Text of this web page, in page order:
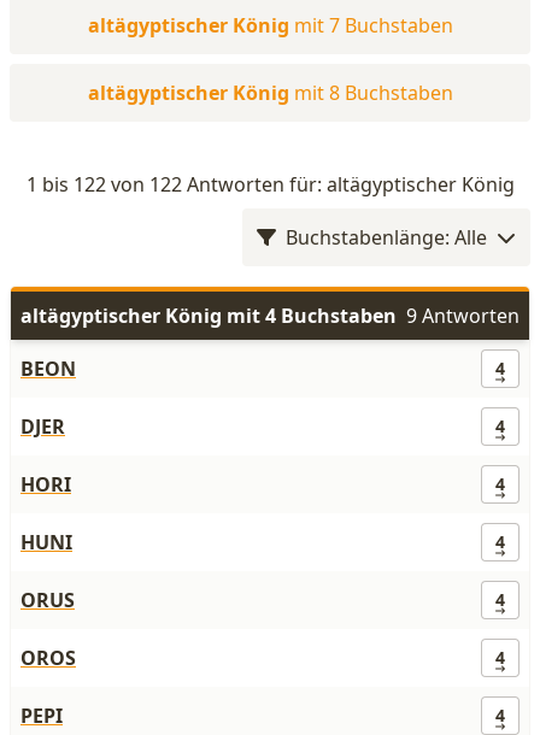
altägyptischer König mit 7 Buchstaben
altägyptischer König mit 8 Buchstaben
1 bis 122 von 122 Antworten für: altägyptischer König
Buchstabenlänge: Alle
altägyptischer König mit 4 Buchstaben 9 Antworten
BEON
4
DJER 4
HORI 4
HUNI 4
ORUS 4
OROS 4
PEPI 4